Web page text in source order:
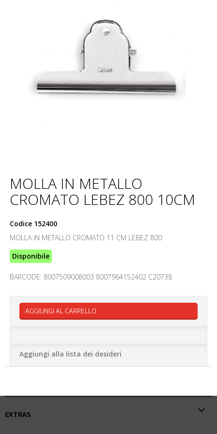
MOLLA IN METALLO
CROMATO LEBEZ 800 10CM
Codice 152400
MOLLA IN METALLO CROMATO 11 CM LEBEZ 800
Disponibile
BARCODE: 8007509008003 8007964152402 C20738
AGGIUNGI AL CARRELLO
Aggiungi alla lista dei desideri
EXTRAS